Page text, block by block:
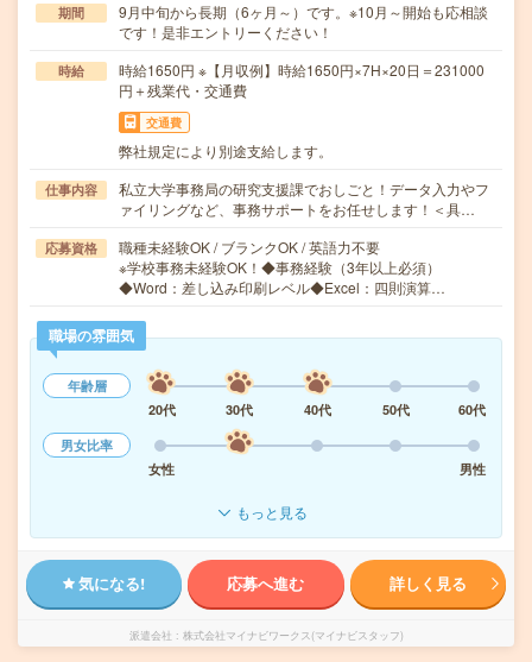
期間
9月中旬から長期（6ヶ月～）です。※10月～開始も応相談
です！是非エントリーください！
時給
時給1650円 ※【月収例】時給1650円×7H×20日＝231000
円＋残業代・交通費
交通費
弊社規定により別途支給します。
仕事内容
私立大学事務局の研究支援課でおしごと！データ入力やフ
ァイリングなど、事務サポートをお任せします！＜具…
応募資格
職種未経験OK / ブランクOK / 英語力不要
※学校事務未経験OK！◆事務経験（3年以上必須）
◆Word：差し込み印刷レベル◆Excel：四則演算…
職場の雰囲気
年齢層
20代
30代 40代 50代
60代
男女比率
女性
男性
もっと見る
気になる! 応募へ進む 詳しく見る
派遣会社 株式会社マイナビワークス(マイナビスタッフ)